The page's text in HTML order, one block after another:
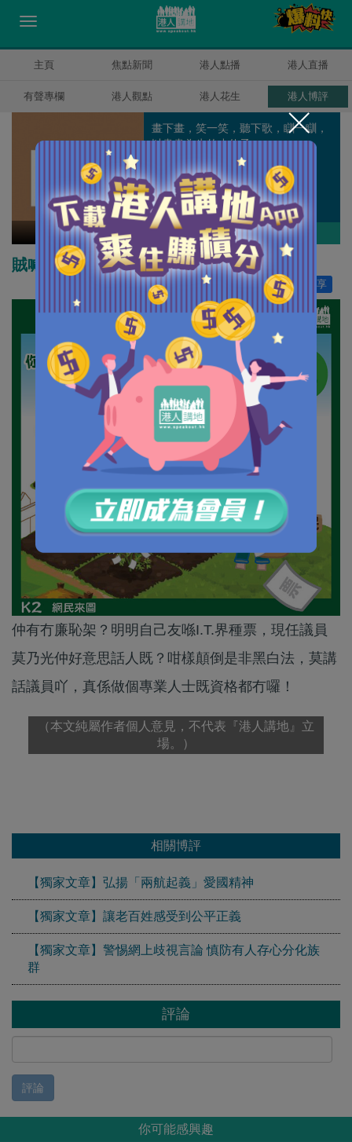
主頁 焦點新聞 港人點播 港人直播
有聲專欄 港人觀點 港人花生 港人博評
K2
畫下畫，笑一笑，聽下歌，瞓一瞓，
以畫畫為生的小伙子。
作者其他博評
賊喊捉賊I.T.人
分享
讚好 0
仲有冇廉恥架？明明自己友喺I.T.界種票，現任議員
莫乃光仲好意思話人既？咁樣顛倒是非黑白法，莫講
話議員吖，真係做個專業人士既資格都冇囉！
（本文純屬作者個人意見，不代表『港人講地』立
場。）
相關博評
【獨家文章】弘揚「兩航起義」愛國精神
【獨家文章】讓老百姓感受到公平正義
【獨家文章】警惕網上歧視言論 慎防有人存心分化族
群
評論
評論
你可能感興趣